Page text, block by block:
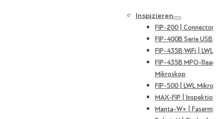
Inspizieren
FIP-200 | Connector
FIP-400B Serie USB
FIP-435B WiFi | LWL
FIP-435B MPO-
Mikroskop
FIP-500 | LWL
MAX-FIP |
Manta-W+ |